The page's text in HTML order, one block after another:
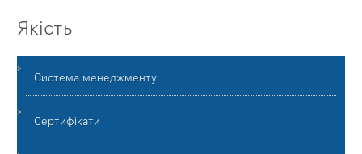
Якість
Система менеджменту
Сертифікати